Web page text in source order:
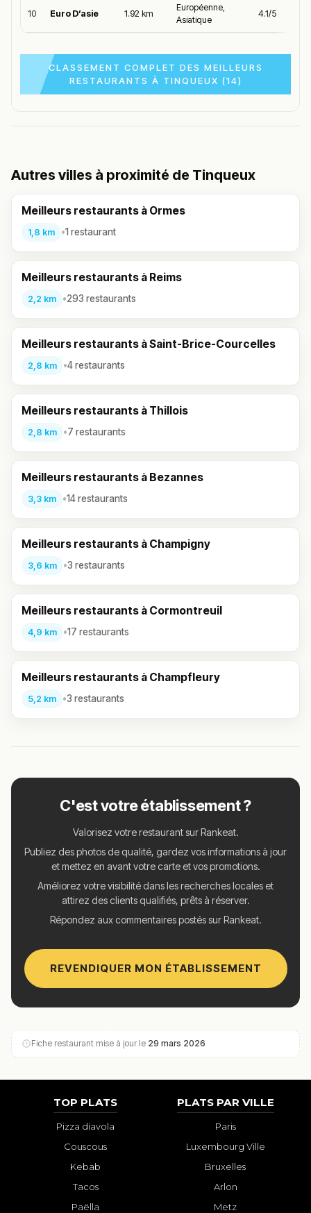
10 Euro D’asie 1.92 km
Européenne,
Asiatique
4.1/5
CLASSEMENT COMPLET DES MEILLEURS
RESTAURANTS À TINQUEUX (14)
Autres villes à proximité de Tinqueux
Meilleurs restaurants à Ormes
1,8 km •1 restaurant
Meilleurs restaurants à Reims
2,2 km •293 restaurants
Meilleurs restaurants à Saint-Brice-Courcelles
2,8 km •4 restaurants
Meilleurs restaurants à Thillois
2,8 km •7 restaurants
Meilleurs restaurants à Bezannes
3,3 km •14 restaurants
Meilleurs restaurants à Champigny
3,6 km •3 restaurants
Meilleurs restaurants à Cormontreuil
4,9 km •17 restaurants
Meilleurs restaurants à Champfleury
5,2 km •3 restaurants
C'est votre établissement ?
Valorisez votre restaurant sur Rankeat.
Publiez des photos de qualité, gardez vos informations à jour
et mettez en avant votre carte et vos promotions.
Améliorez votre visibilité dans les recherches locales et
attirez des clients qualifiés, prêts à réserver.
Répondez aux commentaires postés sur Rankeat.
REVENDIQUER MON ÉTABLISSEMENT
Fiche restaurant mise à jour le 29 mars 2026
TOP PLATS
Pizza diavola
Couscous
Kebab
Tacos
Paëlla
PLATS PAR VILLE
Paris
Luxembourg Ville
Bruxelles
Arlon
Metz